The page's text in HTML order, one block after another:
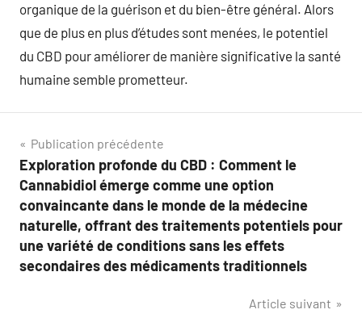
organique de la guérison et du bien-être général. Alors
que de plus en plus d’études sont menées, le potentiel
du CBD pour améliorer de manière significative la santé
humaine semble prometteur.
Navigation
de
l’article
Publication précédente
Exploration profonde du CBD : Comment le
Cannabidiol émerge comme une option
convaincante dans le monde de la médecine
naturelle, offrant des traitements potentiels pour
une variété de conditions sans les effets
secondaires des médicaments traditionnels
Article suivant